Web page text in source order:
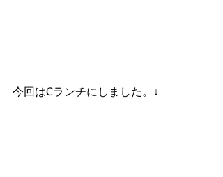
今回はCランチにしました。↓